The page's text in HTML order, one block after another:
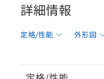
詳細情報
定格/性能 外形図